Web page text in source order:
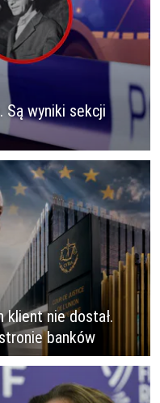
Są wyniki sekcji
klient nie dostał.
banków